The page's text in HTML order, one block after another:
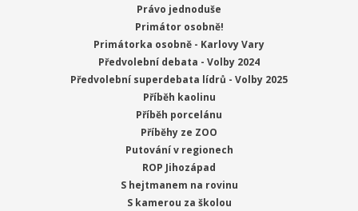
Právo jednoduše
Primátor osobně!
Primátorka osobně - Karlovy Vary
Předvolební debata - Volby 2024
Předvolební superdebata lídrů - Volby 2025
Příběh kaolinu
Příběh porcelánu
Příběhy ze ZOO
Putování v regionech
ROP Jihozápad
S hejtmanem na rovinu
S kamerou za školou